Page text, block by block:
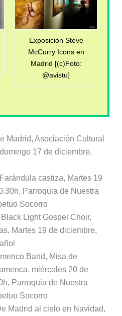
Exposición Steve
McCurry Icons en
Madrid [(c)Foto:
@avistu]
Madrid, Asociación Cultural
17 de diciembre,
castiza, Martes 19
Parroquia de Nuestra
Socorro
Light Gospel Choir,
Martes 19 de diciembre,
Band, Misa de
miércoles 20 de
Parroquia de Nuestra
Socorro
Madrid al cielo en Navidad,